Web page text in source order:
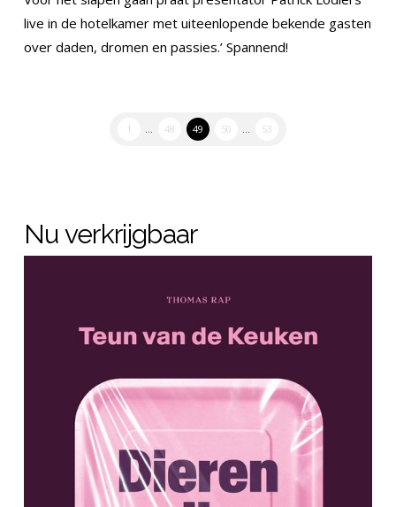
live in de hotelkamer met uiteenlopende bekende gasten
over daden, dromen en passies.’ Spannend!
1 48 49 50 53
Nu verkrijgbaar